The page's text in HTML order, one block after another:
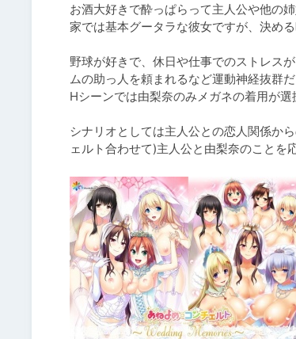
お酒大好きで酔っぱらって主人公や他の
家では基本グータラな彼女ですが、決め
野球が好きで、休日や仕事でのストレス
ムの助っ人を頼まれるなど運動神経抜群
Hシーンでは由梨奈のみメガネの着用が選
シナリオとしては主人公との恋人関係か
ェルト合わせて)主人公と由梨奈のことを